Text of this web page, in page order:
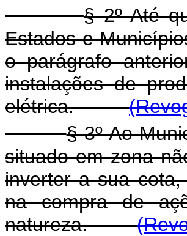
§ 2º Até
Estados e
o parágrafo
instalações de
elétrica.
§ 3º Ao
situado em zona
inverter a sua
na compra de
natureza.